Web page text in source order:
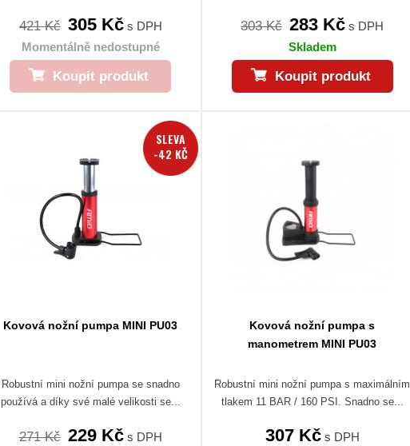
421 Kč 305 Kčs DPH
Momentálně nedostupné
Koupit produkt
303 Kč 283 Kč s DPH
Skladem
Koupit produkt
SLEVA
-42 KČ
Kovová nožní pumpa MINI PU03
Robustní mini nožní pumpa se snadno
používá a díky své malé velikosti se...
271 Kč 229 Kčs DPH
Kovová nožní pumpa s
manometrem MINI PU03
Robustní mini nožní pumpa s maximálním
tlakem 11 BAR / 160 PSI. Snadno se...
307 Kčs DPH